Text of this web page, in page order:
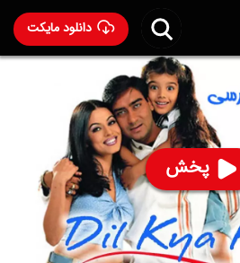
دانلود مایکت
پخش
کنه با دوبله فارسی
۱۸+